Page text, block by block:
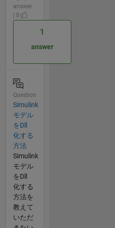
answer
| 0
1
answer
Question
Simulink
モデル
をDll
化する
方法
Simulink
モデル
をDll
化する
方法を
教えて
いただ